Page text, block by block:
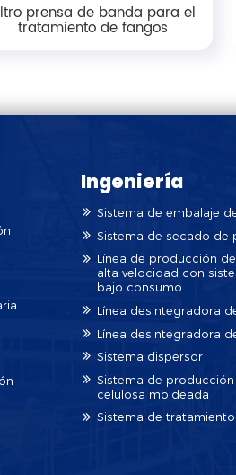
prensa de banda para el
tratamiento de fangos
Ingeniería
Sistema de embalaje
Sistema de secado de
Línea de producción
alta velocidad con
bajo consumo
Línea desintegradora
Línea desintegradora
Sistema dispersor
Sistema de
celulosa moldeada
Sistema de